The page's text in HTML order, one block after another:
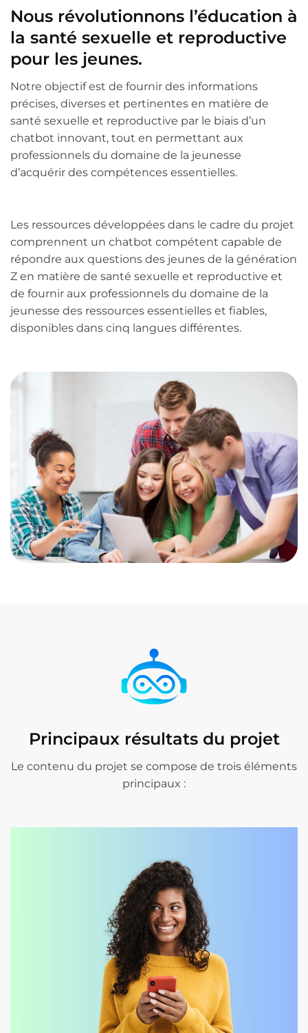
Nous révolutionnons l’éducation à
la santé sexuelle et reproductive
pour les jeunes.
Notre objectif est de fournir des informations
précises, diverses et pertinentes en matière de
santé sexuelle et reproductive par le biais d’un
chatbot innovant, tout en permettant aux
professionnels du domaine de la jeunesse
d’acquérir des compétences essentielles.
Les ressources développées dans le cadre du projet
comprennent un chatbot compétent capable de
répondre aux questions des jeunes de la génération
Z en matière de santé sexuelle et reproductive et
de fournir aux professionnels du domaine de la
jeunesse des ressources essentielles et fiables,
disponibles dans cinq langues différentes.
Principaux résultats du projet
Le contenu du projet se compose de trois éléments
principaux :
Boîte à outils : Bonnes
pratiques
Guide : Adapter les
pratiques aux outils
numériques